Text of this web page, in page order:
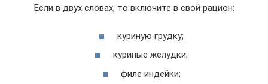
Если в двух словах, то включите в свой рацион:
куриную грудку;
куриные желудки;
филе индейки;